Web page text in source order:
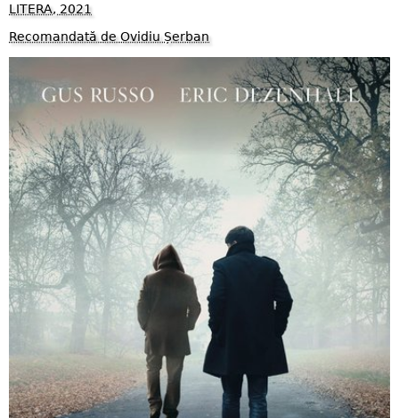
LITERA, 2021
Recomandată de Ovidiu Șerban